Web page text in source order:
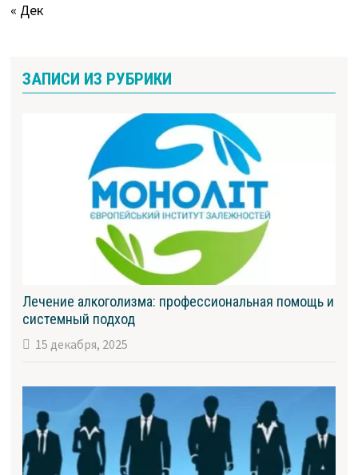
« Дек
ЗАПИСИ ИЗ РУБРИКИ
Лечение алкоголизма: профессиональная помощь и
системный подход
15 декабря, 2025